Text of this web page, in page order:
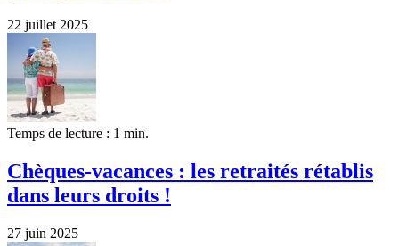
22 juillet 2025
Temps de lecture : 1 min.
Chèques-vacances : les retraités rétablis
dans leurs droits !
27 juin 2025